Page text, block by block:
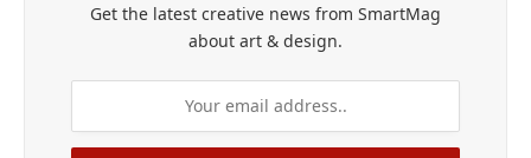
Get the latest creative news from SmartMag
about art & design.